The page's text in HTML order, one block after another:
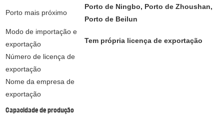
Porto mais próximo
Porto de Ningbo, Porto de Zhoushan,
Porto de Beilun
Modo de importação e
exportação
Tem própria licença de exportação
Número de licença de
exportação
Nome da empresa de
exportação
Capacidade de produção